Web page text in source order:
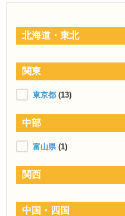
北海道・東北
関東
東京都 (13)
中部
富山県 (1)
関西
中国・四国